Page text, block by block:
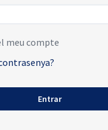
meu compte